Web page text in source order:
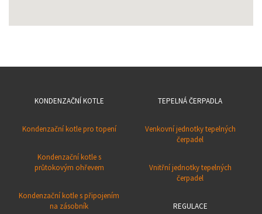
KONDENZAČNÍ KOTLE
Kondenzační kotle pro topení
Kondenzační kotle s
průtokovým ohřevem
Kondenzační kotle s připojením
na zásobník
TEPELNÁ ČERPADLA
Venkovní jednotky tepelných
čerpadel
Vnitřní jednotky tepelných
čerpadel
REGULACE